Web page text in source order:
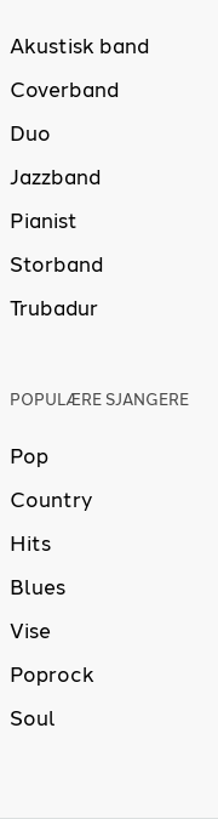
Akustisk band
Coverband
Duo
Jazzband
Pianist
Storband
Trubadur
POPULÆRE SJANGERE
Pop
Country
Hits
Blues
Vise
Poprock
Soul